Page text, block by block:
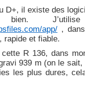
D+, il existe des
bien.
app/ ,
rapide et fiable.
R 136, dans
939 m (on le sait,
les plus dures,